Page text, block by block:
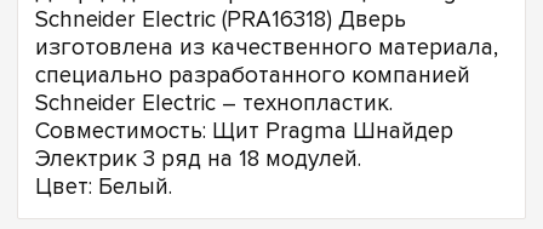
Schneider Electric (PRA16318) Дверь
изготовлена из качественного материала,
специально разработанного компанией
Schneider Electric – технопластик.
Совместимость: Щит Pragma Шнайдер
Электрик 3 ряд на 18 модулей.
Цвет: Белый.